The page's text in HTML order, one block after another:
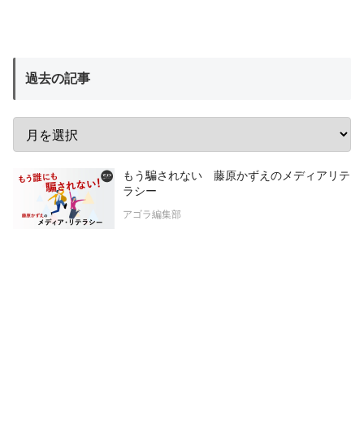
過去の記事
もう騙されない 藤原かずえのメディアリテ
ラシー
アゴラ編集部